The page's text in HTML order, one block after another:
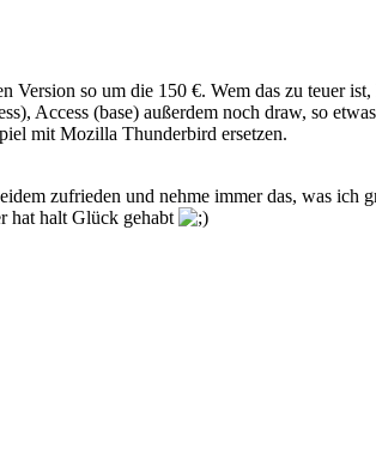
Version so um die 150 €. Wem das zu teuer
Access (base) außerdem noch draw, so
mit Mozilla Thunderbird ersetzen.
zufrieden und nehme immer das, was ich
hat halt Glück gehabt